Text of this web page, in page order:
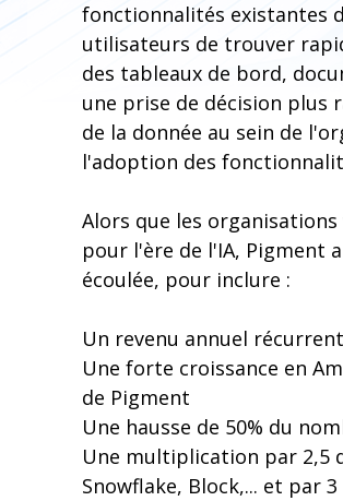
fonctionnalités existantes
utilisateurs de trouver
des tableaux de bord,
une prise de décision plus
de la donnée au sein de
l'adoption des
Alors que les
pour l'ère de l'IA, Pigment
écoulée, pour inclure :
Un revenu annuel
Une forte croissance en
de Pigment
Une hausse de 50% du
Une multiplication par 2,5
Snowflake, Block,... et par